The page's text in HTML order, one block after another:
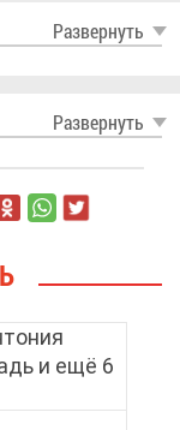
Раз­вер­нуть
Раз­вер­нуть